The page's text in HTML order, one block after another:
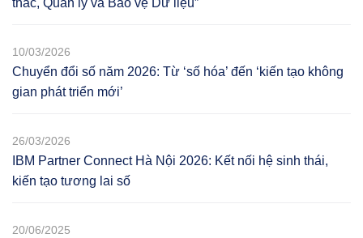
thác, Quản lý và Bảo vệ Dữ liệu”
10/03/2026
Chuyển đổi số năm 2026: Từ ‘số hóa’ đến ‘kiến tạo không
gian phát triển mới’
26/03/2026
IBM Partner Connect Hà Nội 2026: Kết nối hệ sinh thái,
kiến tạo tương lai số
20/06/2025